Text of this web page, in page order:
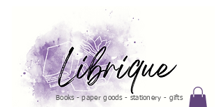
Books - paper goods - stationery - gifts